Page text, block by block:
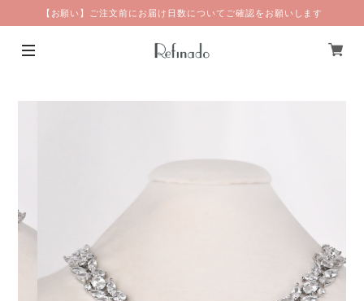
【お願い】ご注文前にお届け日数についてご確認をお願いします